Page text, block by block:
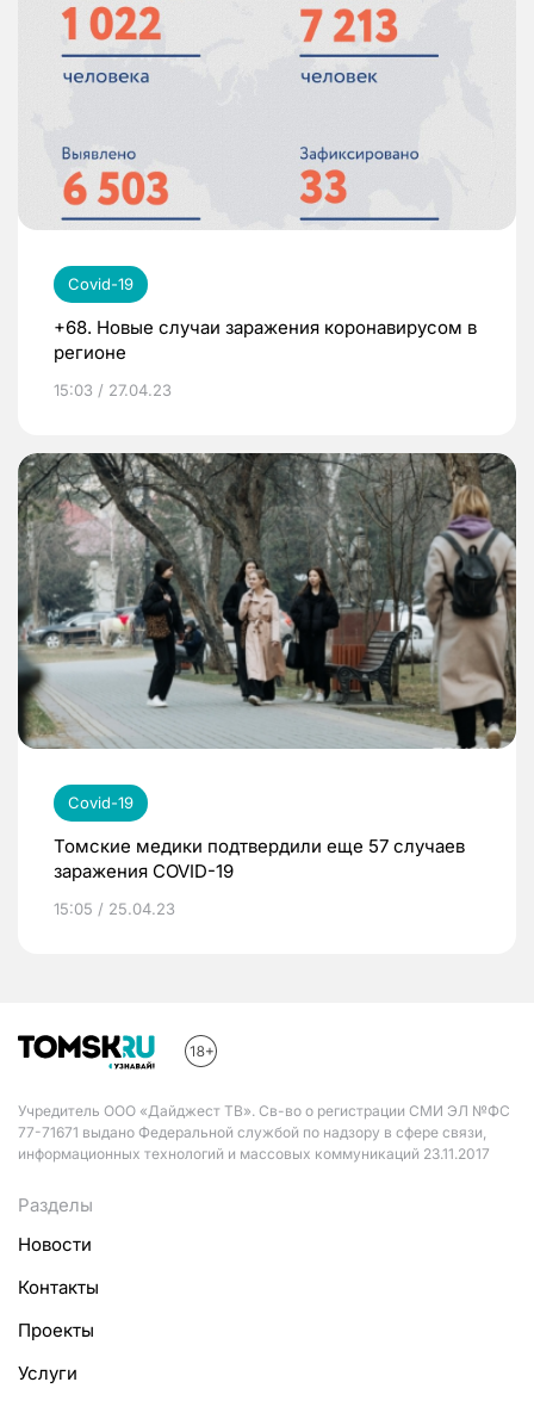
Covid-19
+68. Новые случаи заражения коронавирусом в
регионе
15:03 / 27.04.23
Covid-19
Томские медики подтвердили еще 57 случаев
заражения COVID-19
15:05 / 25.04.23
Учредитель ООО «Дайджест ТВ». Св-во о регистрации СМИ ЭЛ №ФС
77-71671 выдано Федеральной службой по надзору в сфере связи,
информационных технологий и массовых коммуникаций 23.11.2017
Разделы
Новости
Контакты
Проекты
Услуги